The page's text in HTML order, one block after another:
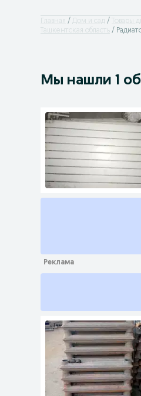
Главная Дом и сад Товары
Ташкентская область
Мы нашли 1